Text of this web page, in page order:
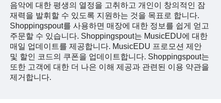
음악에 대한 평생의 열정을 고취하고 개인이 창의적인 잠
재력을 발휘할 수 있도록 지원하는 것을 목표로 합니다.
Shoppingspout를 사용하면 매장에 대한 정보를 쉽게 얻고
주문할 수 있습니다. Shoppingspout는 MusicEDU에 대한
매일 업데이트를 제공합니다. MusicEDU 프로모션 제안
및 할인 코드의 쿠폰을 업데이트합니다. Shoppingspout는
또한 고객에 대한 더 나은 이해 제공과 관련된 이용 약관을
제거합니다.